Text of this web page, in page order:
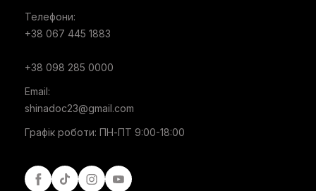
Телефони:
+38 067 445 1883
+38 098 285 0000
Email:
shinadoc23@gmail.com
Графік роботи: ПН-ПТ 9:00-18:00
FacebookTiktokInstagramYoutube